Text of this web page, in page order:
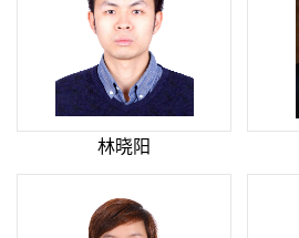
林晓阳